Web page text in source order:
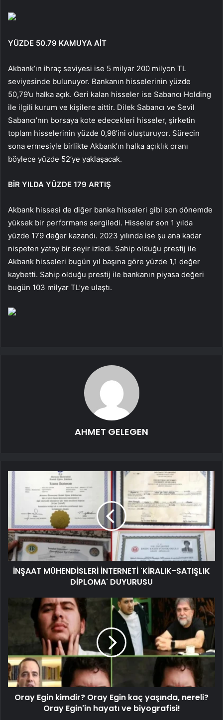
YÜZDE 50.79 KAMUYA AİT
Akbank’ın ihraç seviyesi ise 5 milyar 200 milyon TL
seviyesinde bulunuyor. Bankanın hisselerinin yüzde
50,79’u halka açık. Geri kalan hisseler ise Sabancı Holding
ile ilgili kurum ve kişilere aittir. Dilek Sabancı ve Sevil
Sabancı’nın borsaya kote edecekleri hisseler, şirketin
toplam hisselerinin yüzde 0,98’ini oluşturuyor. Sürecin
sona ermesiyle birlikte Akbank’ın halka açıklık oranı
böylece yüzde 52’ye yaklaşacak.
BİR YILDA YÜZDE 179 ARTIŞ
Akbank hissesi de diğer banka hisseleri gibi son dönemde
yüksek bir performans sergiledi. Hisseler son 1 yılda
yüzde 179 değer kazandı. 2023 yılında ise şu ana kadar
nispeten yatay bir seyir izledi. Sahip olduğu prestij ile
Akbank hisseleri bugün yıl başına göre yüzde 1,1 değer
kaybetti. Sahip olduğu prestij ile bankanın piyasa değeri
bugün 103 milyar TL’ye ulaştı.
AHMET GELEGEN
İNŞAAT MÜHENDİSLERİ İNTERNETİ 'KİRALIK-SATIŞLIK
DİPLOMA' DUYURUSU
Oray Egin kimdir? Oray Egin kaç yaşında, nereli?
Oray Egin'in hayatı ve biyografisi!